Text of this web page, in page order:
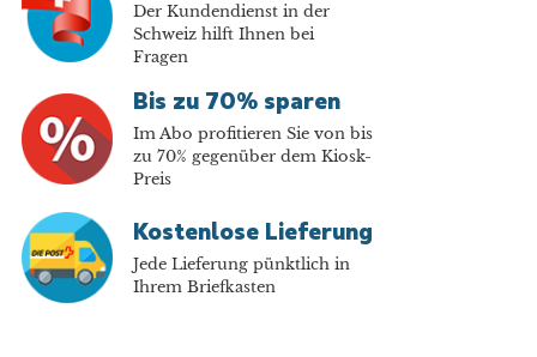
Der Kundendienst in der
Schweiz hilft Ihnen bei
Fragen
Bis zu 70% sparen
Im Abo profitieren Sie von bis
zu 70% gegenüber dem Kiosk-
Preis
Kostenlose Lieferung
Jede Lieferung pünktlich in
Ihrem Briefkasten